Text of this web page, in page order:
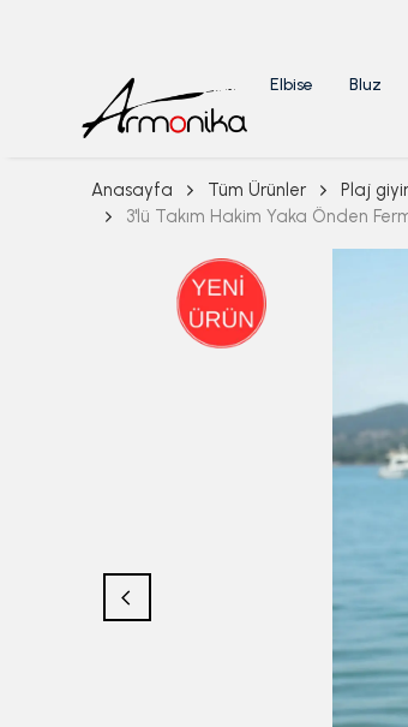
Elbise Bluz
Anasayfa Tüm Ürünler Plaj
3'lü Takım Hakim Yaka Önden